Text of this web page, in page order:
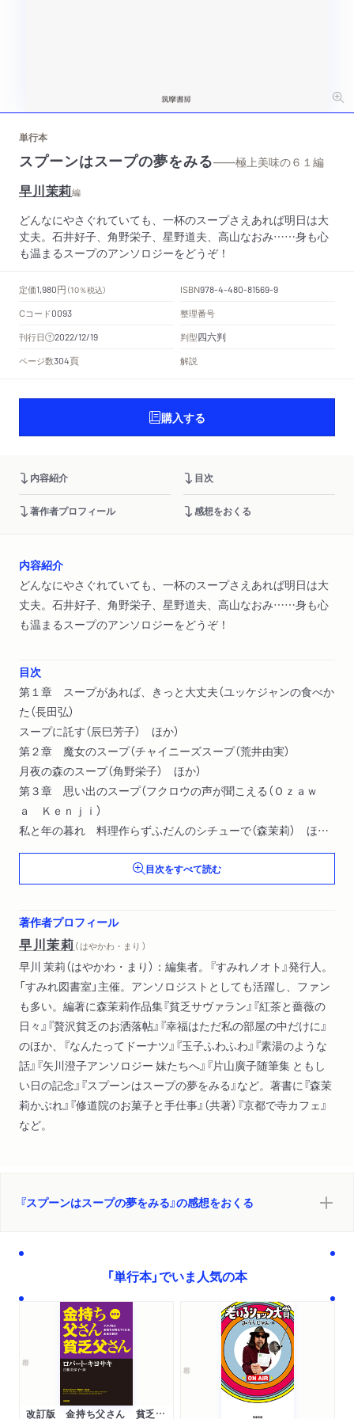
単行本
スプーンはスープの夢をみる——極上美味の６１編
早川茉莉編
どんなにやさぐれていても、一杯のスープさえあれば明日は大
丈夫。石井好子、角野栄子、星野道夫、高山なおみ……身も心
も温まるスープのアンソロジーをどうぞ！
定価1,980円 （10％税込） ISBN978-4-480-81569-9
Cコード0093
整理番号
刊行日
2022/12/19 判型四六判
ページ数304頁 解説
購入する
内容紹介 目次
著作者プロフィール 感想をおくる
内容紹介
どんなにやさぐれていても、一杯のスープさえあれば明日は大
丈夫。石井好子、角野栄子、星野道夫、高山なおみ……身も心
も温まるスープのアンソロジーをどうぞ！
目次
第１章 スープがあれば、きっと大丈夫（ユッケジャンの食べか
た（長田弘）
スープに託す（辰巳芳子） ほか）
第２章 魔女のスープ（チャイニーズスープ（荒井由実）
月夜の森のスープ（角野栄子） ほか）
第３章 思い出のスープ（フクロウの声が聞こえる（Ｏｚａｗ
ａ Ｋｅｎｊｉ）
私と年の暮れ 料理作らずふだんのシチューで（森茉莉） ほか）
第４章 スープを煮込む日（ウミガメスープ（ルイス・キャロル
スープジャーナル抄（長尾智子） ほか）
カルメル会修道院）
海塩スープ（白崎裕子） ほか）
目次をすべて読む
著作者プロフィール
早川茉莉（ はやかわ・まり ）
早川 茉莉（はやかわ・まり）：編集者。『すみれノオト』発行人。
「すみれ図書室」主催。アンソロジストとしても活躍し、ファン
も多い。編著に森茉莉作品集『貧乏サヴァラン』『紅茶と薔薇の
日々』『贅沢貧乏のお洒落帖』『幸福はただ私の部屋の中だけに』
のほか、『なんたってドーナツ』『玉子ふわふわ』『素湯のような
話』『矢川澄子アンソロジー 妹たちへ』『片山廣子随筆集 ともし
い日の記念』『スプーンはスープの夢をみる』など。著書に『森茉
莉かぶれ』『修道院のお菓子と手仕事』（共著）『京都で寺カフェ』
など。
『スプーンはスープの夢をみる』の感想をおくる
「単行本」でいま人気の本
改訂版 金持ち父さん 貧乏父さん